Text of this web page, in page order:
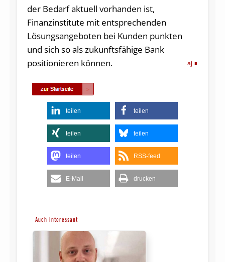
der Bedarf aktuell vorhanden ist,
Finanzinstitute mit entsprechenden
Lösungsangeboten bei Kunden punkten
und sich so als zukunftsfähige Bank
positionieren können.
aj
teilen teilen
teilen teilen
teilen RSS-feed
E-Mail drucken
Auch interessant